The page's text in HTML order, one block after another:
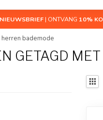
NIEUWSBRIEF| ONTVANG 10%
herren bademode
GETAGD